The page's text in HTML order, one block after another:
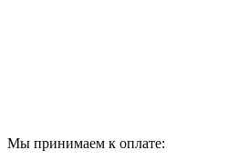
Мы принимаем к оплате: